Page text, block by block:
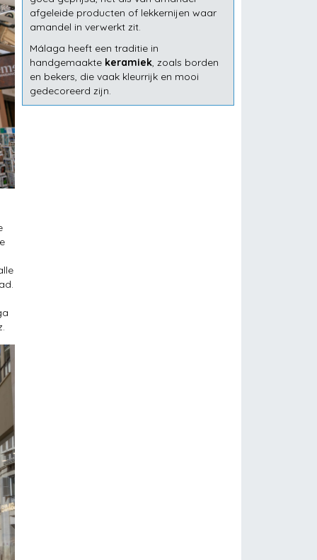
afgeleide producten of lekkernijen waar
amandel in verwerkt zit.
Málaga heeft een traditie in
handgemaakte keramiek, zoals borden
en bekers, die vaak kleurrijk en mooi
gedecoreerd zijn.